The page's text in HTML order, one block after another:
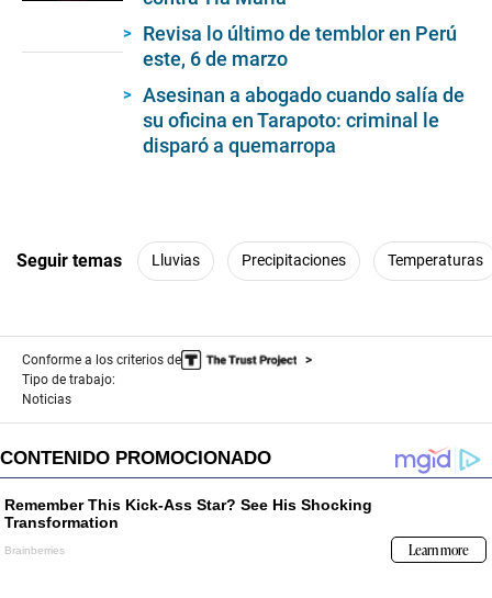
Revisa lo último de temblor en Perú
este, 6 de marzo
Asesinan a abogado cuando salía de
su oficina en Tarapoto: criminal le
disparó a quemarropa
Seguir temas Lluvias Precipitaciones Temperaturas
Conforme a los criterios de
Tipo de trabajo:
Noticias